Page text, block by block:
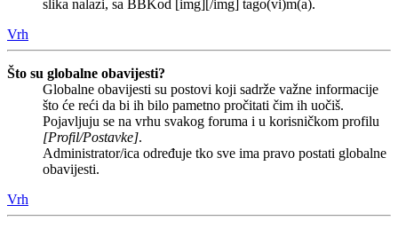
slika nalazi, sa BBKod [img][/img] tago(vi)m(a).
Vrh
Što su globalne obavijesti?
Globalne obavijesti su postovi koji sadrže važne informacije
što će reći da bi ih bilo pametno pročitati čim ih uočiš.
Pojavljuju se na vrhu svakog foruma i u korisničkom profilu
[Profil/Postavke].
Administrator/ica određuje tko sve ima pravo postati globalne
obavijesti.
Vrh